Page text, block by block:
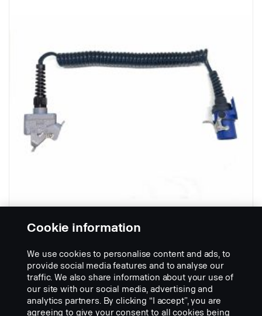
Perävaunun kierrekaapeli orlaco-
liittimellä varustettuna
Osanumero: 3186640
Part Description:
Kuvausta ei löydy
Cookie information
We use cookies to personalise content and ads, to
provide social media features and to analyse our
traffic. We also share information about your use of
our site with our social media, advertising and
analytics partners. By clicking “I accept”, you are
agreeing to give your consent to all cookies being